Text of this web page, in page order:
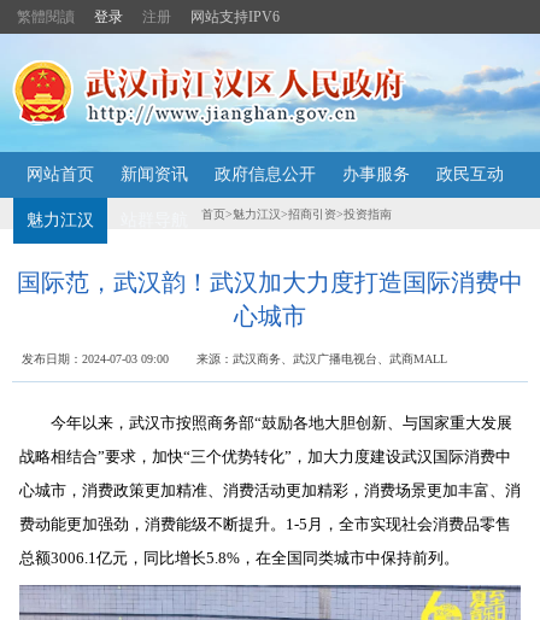
繁體閱讀 登录 注册 网站支持IPV6
航
网站首页 新闻资讯 政府信息公开 办事服务 政民互动
魅力江汉 首页>魅力江汉>招商引资>投资指南
国际范，武汉韵！武汉加大力度打造国际消费中
心城市
发布日期：2024-07-03 09:00 来源：武汉商务、武汉广播电视台、武商MALL
今年以来，武汉市按照商务部“鼓励各地大胆创新、与国家重大发展
战略相结合”要求，加快“三个优势转化”，加大力度建设武汉国际消费中
心城市，消费政策更加精准、消费活动更加精彩，消费场景更加丰富、消
费动能更加强劲，消费能级不断提升。 1-5 月，全市实现社会消费品零售
总额3006.1亿元，同比增长5.8% ，在全国同类城市中保持前列。